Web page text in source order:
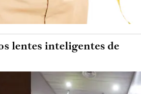
lentes inteligentes de